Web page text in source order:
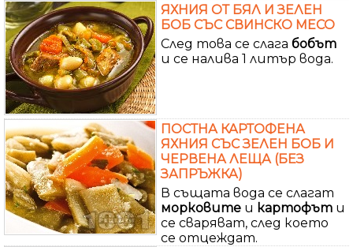
ЯХНИЯ ОТ БЯЛ И ЗЕЛЕН
БОБ СЪС СВИНСКО МЕСО
След това се слага бобът
и се налива 1 литър вода.
ПОСТНА КАРТОФЕНА
ЯХНИЯ СЪС ЗЕЛЕН БОБ И
ЧЕРВЕНА ЛЕЩА (БЕЗ
ЗАПРЪЖКА)
В същата вода се слагат
морковите и картофът и
се сваряват, след което
се отцеждат.